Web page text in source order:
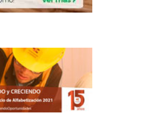
Entregan Premios
Nacionales de Ingeniería
y Arquitectura 2024
REDACCIÓN CENTRO URBANO